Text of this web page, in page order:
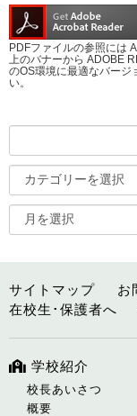
PDFファイルの参照には
上のバナーから ADOBE
のOS環境に最適なバージ
い。
サイトマップ お
在校生･保護者へ
学校紹介
校長あいさつ
概要